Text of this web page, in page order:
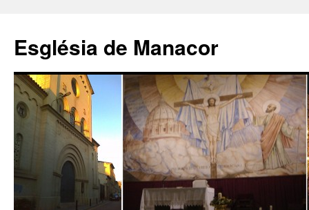
contenido
Església de Manacor